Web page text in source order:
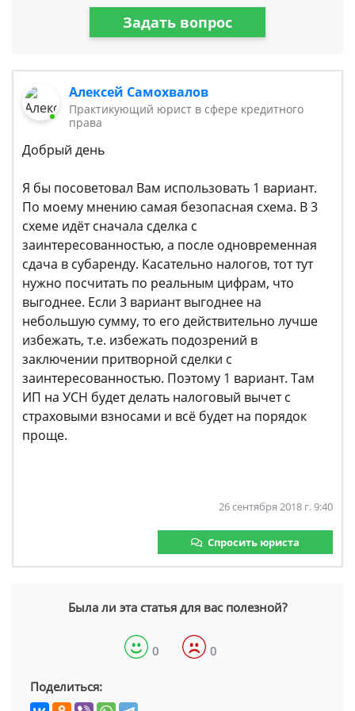
Задать вопрос
Алексей Самохвалов
Практикующий юрист в сфере кредитного
права
Добрый день
Я бы посоветовал Вам использовать 1 вариант.
По моему мнению самая безопасная схема. В 3
схеме идёт сначала сделка с
заинтересованностью, а после одновременная
сдача в субаренду. Касательно налогов, тот тут
нужно посчитать по реальным цифрам, что
выгоднее. Если 3 вариант выгоднее на
небольшую сумму, то его действительно лучше
избежать, т.е. избежать подозрений в
заключении притворной сделки с
заинтересованностью. Поэтому 1 вариант. Там
ИП на УСН будет делать налоговый вычет с
страховыми взносами и всё будет на порядок
проще.
26 сентября 2018 г. 9:40
Спросить юриста
Была ли эта статья для вас полезной?
0 0
Поделиться: